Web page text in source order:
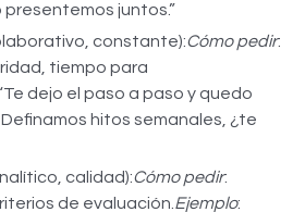
presentemos juntos.”
constante):Cómo pedir:
tiempo para
dejo el paso a paso y quedo
hitos semanales, ¿te
calidad):Cómo pedir:
de evaluación. Ejemplo: